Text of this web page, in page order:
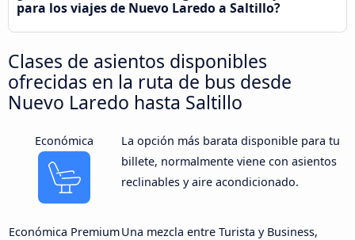
para los viajes de Nuevo Laredo a Saltillo?
Clases de asientos disponibles
ofrecidas en la ruta de bus desde
Nuevo Laredo hasta Saltillo
Económica
La opción más barata disponible para tu
billete, normalmente viene con asientos
reclinables y aire acondicionado.
Económica PremiumUna mezcla entre Turista y Business,